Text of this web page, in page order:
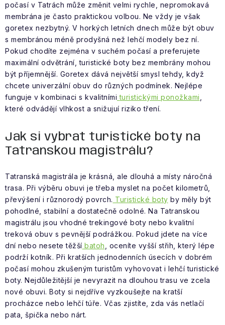
počasí v Tatrách může změnit velmi rychle, nepromokavá
membrána je často praktickou volbou. Ne vždy je však
goretex nezbytný. V horkých letních dnech může být obuv
s membránou méně prodyšná než lehčí modely bez ní.
Pokud chodíte zejména v suchém počasí a preferujete
maximální odvětrání, turistické boty bez membrány mohou
být příjemnější. Goretex dává největší smysl tehdy, když
chcete univerzální obuv do různých podmínek. Nejlépe
funguje v kombinaci s kvalitními turistickými ponožkami
které odvádějí vlhkost a snižujuí riziko tření.
Jak si vybrat turistické boty na
Tatranskou magistrálu?
Tatranská magistrála je krásná, ale dlouhá a místy náročná
trasa. Při výběru obuvi je třeba myslet na počet kilometrů,
převýšení i různorodý povrch. Turistické boty by měly být
pohodlné, stabilní a dostatečně odolné. Na Tatranskou
magistrálu jsou vhodné trekingové boty nebo kvalitní
treková obuv s pevnější podrážkou. Pokud jdete na více
dní nebo nesete těžší batoh , oceníte vyšší střih, který lépe
podrží kotník. Při kratších jednodenních úsecích v dobrém
počasí mohou zkušeným turistům vyhovovat i lehčí turistické
boty. Nejdůležitější je nevyrazit na dlouhou trasu ve zcela
nové obuvi. Boty si nejdříve vyzkoušejte na kratší
procházce nebo lehčí túře. Včas zjistíte, zda vás netlačí
pata, špička nebo nárt.